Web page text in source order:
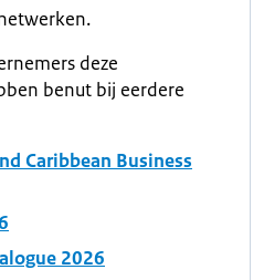
deze
benut bij eerdere
Caribbean Business
2026